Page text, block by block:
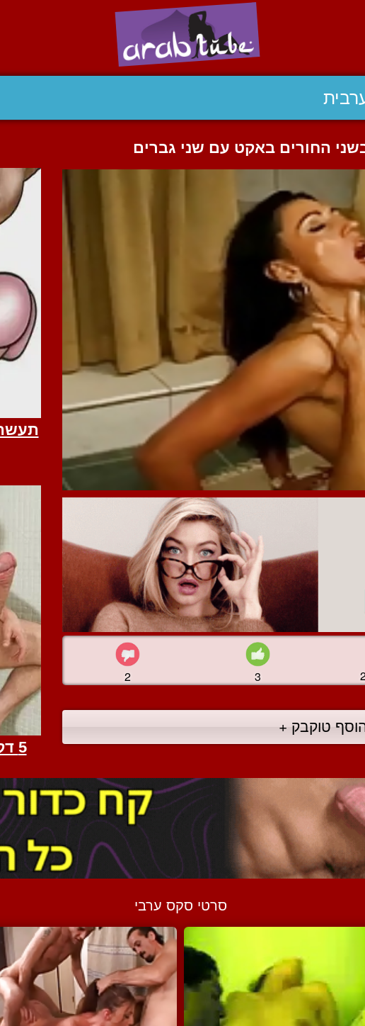
החורים באקט עם שני גברים
2 3
טוקבק +
סרטי סקס ערבי